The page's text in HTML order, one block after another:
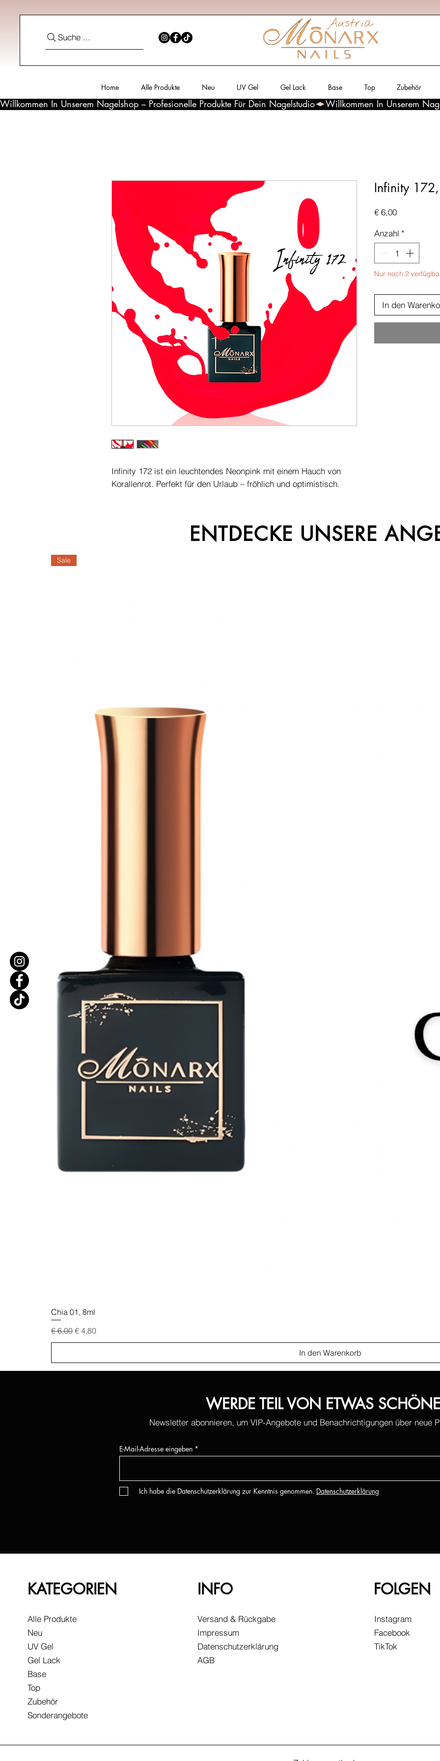
Suche ...
Home Alle Produkte Neu UV Gel Gel Lack Base Top Zubehör
Willkommen In Unserem Nagelshop – Profesionelle Produkte Für Dein Nagelstudio
Infinity 172 ist ein leuchtendes Neonpink mit einem Hauch von
Korallenrot. Perfekt für den Urlaub – fröhlich und optimistisch.
Infinity
€ 6,00Preis
Anzahl *
Nur noch 2
In den
ENTDECKE UNSERE
Sale
Chia 01, 8ml
Standardpreis
€ 6,00 Sale-Preis
€ 4,80
In den Warenkorb
WERDE TEIL VON ETWAS
Newsletter abonnieren, um VIP-Angebote und Benachrichtigungen über neue
E-Mail-Adresse eingeben
Ich habe die Datenschutzerklärung zur Kenntnis genommen. Datenschutzerklärung
KATEGORIEN
Alle Produkte
Neu
UV Gel
Gel Lack
Base
Top
Zubehör
Sonderangebote
INFO
Versand & Rückgabe
Impressum
Datenschutzerklärung
AGB
FOLGEN
Instagram
Facebook
TikTok